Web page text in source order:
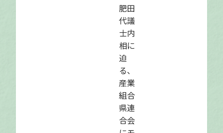
肥田
代議
士内
相に
迫
る、
産業
組合
県連
合会